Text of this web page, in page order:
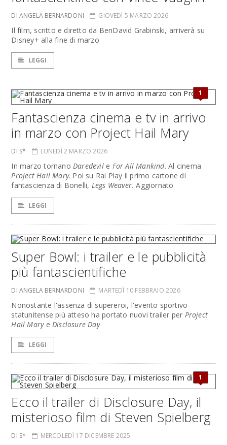
DI ANGELA BERNARDONI GIOVEDÌ 5 MARZO 2026
Il film, scritto e diretto da BenDavid Grabinski, arriverà su
Disney+ alla fine di marzo
LEGGI
1
Fantascienza cinema e tv in arrivo
in marzo con Project Hail Mary
DI S* LUNEDÌ 2 MARZO 2026
In marzo tornano Daredevile For All Mankind. Al cinema
Project Hail Mary. Poi su Rai Play il primo cartone di
fantascienza di Bonelli, Legs Weaver.Aggiornato
LEGGI
Super Bowl: i trailer e le pubblicità
più fantascientifiche
DI ANGELA BERNARDONI MARTEDÌ 10 FEBBRAIO 2026
Nonostante l'assenza di supereroi, l'evento sportivo
statunitense più atteso ha portato nuovi trailer per Project
Hail Marye Disclosure Day
LEGGI
1
Ecco il trailer di Disclosure Day, il
misterioso film di Steven Spielberg
DI S* MERCOLEDÌ 17 DICEMBRE 2025